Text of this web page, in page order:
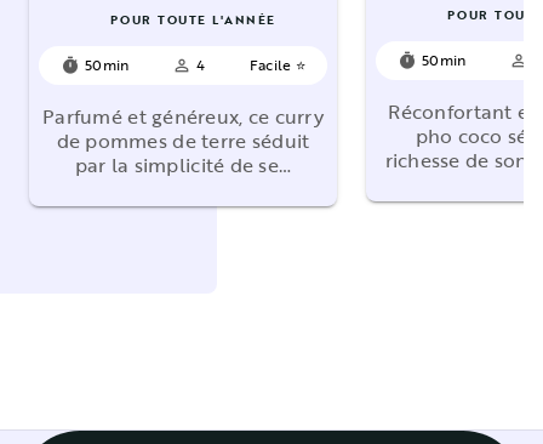
POUR TOUTE L'ANNÉE
timer 50min person_outline 4 Facile ⭐
Parfumé et généreux, ce curry
de pommes de terre séduit
par la simplicité de se…
POUR
timer 50min person_outline
Réconfortant et
pho coco
richesse de son